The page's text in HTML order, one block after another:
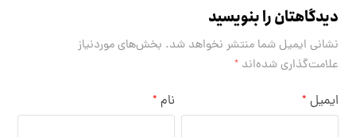
دیدگاهتان را بنویسید
نشانی ایمیل شما منتشر نخواهد شد. بخش‌های موردنیاز
علامت‌گذاری شده‌اند*
نام * ایمیل *